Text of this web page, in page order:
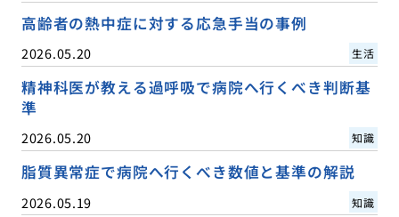
高齢者の熱中症に対する応急手当の事例
2026.05.20 生活
精神科医が教える過呼吸で病院へ行くべき判断基
準
2026.05.20 知識
脂質異常症で病院へ行くべき数値と基準の解説
2026.05.19 知識